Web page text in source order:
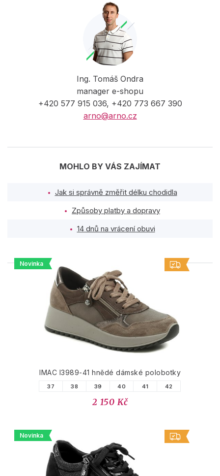
Ing. Tomáš Ondra
manager e-shopu
+420 577 915 036, +420 773 667 390
arno@arno.cz
MOHLO BY VÁS ZAJÍMAT
Jak si správně změřit délku chodidla
Způsoby platby a dopravy
14 dnů na vrácení obuvi
PODOBNÉ PRODUKTY
Novinka
IMAC I3989-41 hnědé dámské polobotky
37 38 39 40 41 42
2 150 Kč
Novinka